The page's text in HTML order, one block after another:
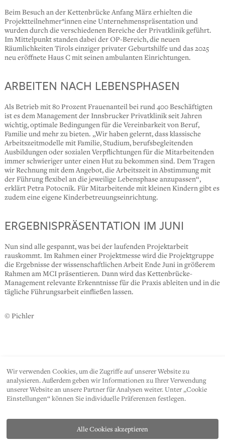
Beim Besuch an der Kettenbrücke Anfang März erhielten die
Projektteilnehmer*innen eine Unternehmenspräsentation und
wurden durch die verschiedenen Bereiche der Privatklinik geführt.
Im Mittelpunkt standen dabei der OP-Bereich, die neuen
Räumlichkeiten Tirols einziger privater Geburtshilfe und das 2025
neu eröffnete Haus C mit seinen ambulanten Einrichtungen.
ARBEITEN NACH LEBENSPHASEN
Als Betrieb mit 80 Prozent Frauenanteil bei rund 400 Beschäftigten
ist es dem Management der Innsbrucker Privatklinik seit Jahren
wichtig, optimale Bedingungen für die Vereinbarkeit von Beruf,
Familie und mehr zu bieten. „Wir haben gelernt, dass klassische
Arbeitszeitmodelle mit Familie, Studium, berufsbegleitenden
Ausbildungen oder sozialen Verpflichtungen für die Mitarbeitenden
immer schwieriger unter einen Hut zu bekommen sind. Dem Tragen
wir Rechnung mit dem Angebot, die Arbeitszeit in Abstimmung mit
der Führung flexibel an die jeweilige Lebensphase anzupassen“,
erklärt Petra Potocnik. Für Mitarbeitende mit kleinen Kindern gibt es
zudem eine eigene Kinderbetreuungseinrichtung.
ERGEBNISPRÄSENTATION IM JUNI
Nun sind alle gespannt, was bei der laufenden Projektarbeit
rauskommt. Im Rahmen einer Projektmesse wird die Projektgruppe
die Ergebnisse der wissenschaftlichen Arbeit Ende Juni in größerem
Rahmen am MCI präsentieren. Dann wird das Kettenbrücke-
Management relevante Erkenntnisse für die Praxis ableiten und in die
tägliche Führungsarbeit einfließen lassen.
© Pichler
Wir verwenden Cookies, um die Zugriffe auf unserer Website zu
analysieren. Außerdem geben wir Informationen zu Ihrer Verwendung
unserer Website an unsere Partner für Analysen weiter. Unter „Cookie
Einstellungen“ können Sie individuelle Präferenzen festlegen.
Alle Cookies akzeptieren